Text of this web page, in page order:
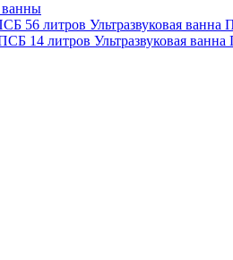
ванны
56 литров Ультразвуковая ванна
14 литров Ультразвуковая